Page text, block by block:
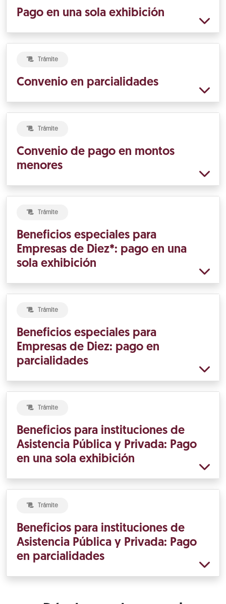
Pago en una sola exhibición
Trámite
Convenio en parcialidades
Trámite
Convenio de pago en montos
menores
Trámite
Beneficios especiales para
Empresas de Diez*: pago en una
sola exhibición
Trámite
Beneficios especiales para
Empresas de Diez: pago en
parcialidades
Trámite
Beneficios para instituciones de
Asistencia Pública y Privada: Pago
en una sola exhibición
Trámite
Beneficios para instituciones de
Asistencia Pública y Privada: Pago
en parcialidades